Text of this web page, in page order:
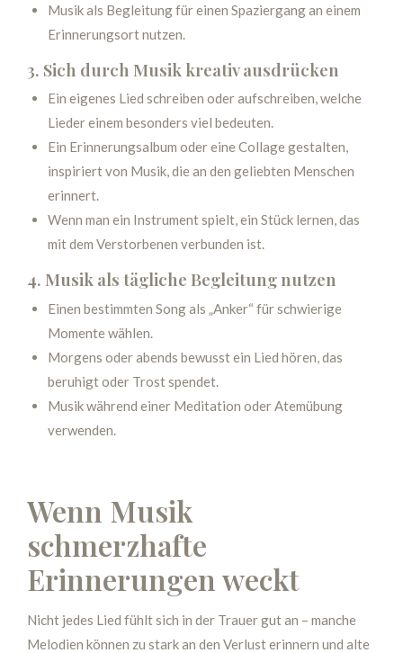
Musik als Begleitung für einen Spaziergang an einem
Erinnerungsort nutzen.
3. Sich durch Musik kreativ ausdrücken
Ein eigenes Lied schreiben oder aufschreiben, welche
Lieder einem besonders viel bedeuten.
Ein Erinnerungsalbum oder eine Collage gestalten,
inspiriert von Musik, die an den geliebten Menschen
erinnert.
Wenn man ein Instrument spielt, ein Stück lernen, das
mit dem Verstorbenen verbunden ist.
4. Musik als tägliche Begleitung nutzen
Einen bestimmten Song als „Anker“ für schwierige
Momente wählen.
Morgens oder abends bewusst ein Lied hören, das
beruhigt oder Trost spendet.
Musik während einer Meditation oder Atemübung
verwenden.
Wenn Musik
schmerzhafte
Erinnerungen weckt
Nicht jedes Lied fühlt sich in der Trauer gut an – manche
Melodien können zu stark an den Verlust erinnern und alte